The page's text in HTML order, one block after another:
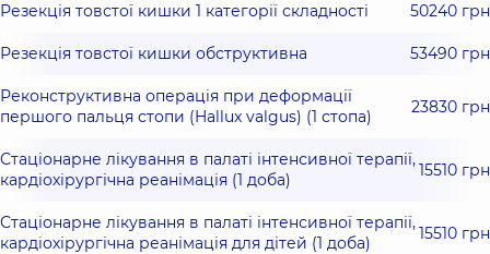
Резекція товстої кишки 1 категорії складності 50240 грн
Резекція товстої кишки обструктивна 53490 грн
Реконструктивна операція при деформації
першого пальця стопи (Hallux valgus) (1 стопа)
23830 грн
Стаціонарне лікування в палаті інтенсивної терапії,
кардіохірургічна реанімація (1 доба)
15510 грн
Стаціонарне лікування в палаті інтенсивної терапії,
кардіохірургічна реанімація для дітей (1 доба)
15510 грн